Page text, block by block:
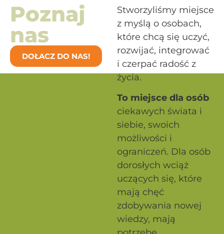
Poznaj
nas
DOŁACZ DO NAS!
Stworzyliśmy miejsce
z myślą o osobach,
które chcą się uczyć,
rozwijać, integrować
i czerpać radość z
życia.
To miejsce dla osób
ciekawych świata i
siebie, swoich
możliwości i
ograniczeń. Dla osób
dorosłych wciąż
uczących się, które
mają chęć
zdobywania nowej
wiedzy, mają